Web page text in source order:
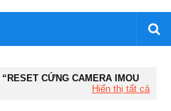
RESET CỨNG CAMERA IMOU
Hiển thị tất cả